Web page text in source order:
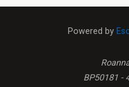
Powered by
BP50181 -